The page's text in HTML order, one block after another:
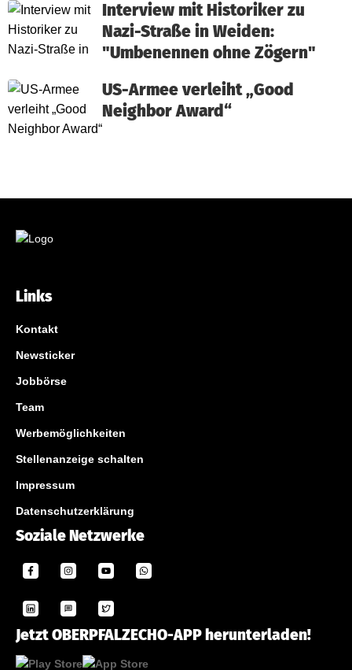
Interview mit Historiker zu
Nazi-Straße in Weiden:
"Umbenennen ohne Zögern"
US-Armee verleiht „Good
Neighbor Award“
Links
Kontakt
Newsticker
Jobbörse
Team
Werbemöglichkeiten
Stellenanzeige schalten
Impressum
Datenschutzerklärung
Soziale Netzwerke
Jetzt OBERPFALZECHO-APP herunterladen!